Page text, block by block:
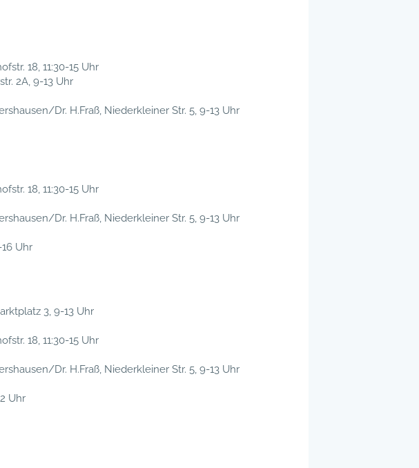
18, 11:30-15 Uhr
2A, 9-13 Uhr
Dr. H.Fraß, Niederkleiner Str. 5, 9-13 Uhr
18, 11:30-15 Uhr
Dr. H.Fraß, Niederkleiner Str. 5, 9-13 Uhr
16 Uhr
3, 9-13 Uhr
18, 11:30-15 Uhr
Dr. H.Fraß, Niederkleiner Str. 5, 9-13 Uhr
Uhr